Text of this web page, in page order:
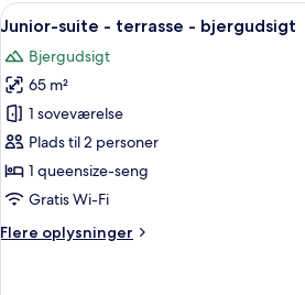
terrasse
bjergudsigt
Indlæs
alle
billeder
af
Junior-
suite
-
terrasse
bjergudsigt
Et
7
Junior-suite - terrasse - bjergudsigt
Bjergudsigt
65 m²
1 soveværelse
Plads til 2 personer
1 queensize-seng
Gratis Wi-Fi
Flere oplysninger
Flere